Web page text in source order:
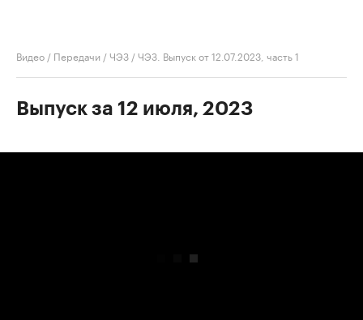
Видео / Передачи /ЧЭЗ /ЧЭЗ. Выпуск от 12.07.2023, часть 1
Выпуск за 12 июля, 2023